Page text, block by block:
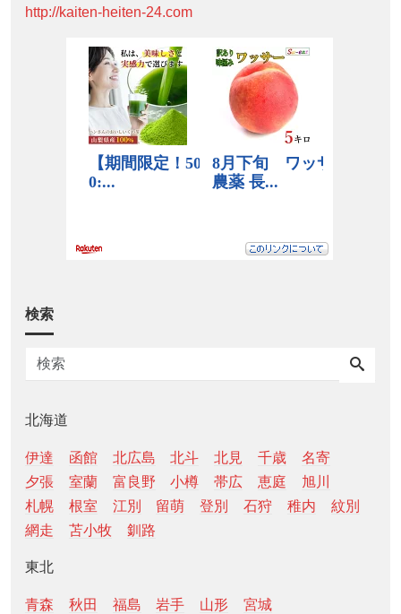
http://kaiten-heiten-24.com
検索
北海道
伊達 函館 北広島 北斗 北見 千歳
名寄
夕張
室蘭 富良野 小樽 帯広 恵庭
旭川
札幌
根室 江別 留萌 登別 石狩 稚内
紋別
網走
苫小牧 釧路
東北
青森 秋田 福島 岩手 山形 宮城